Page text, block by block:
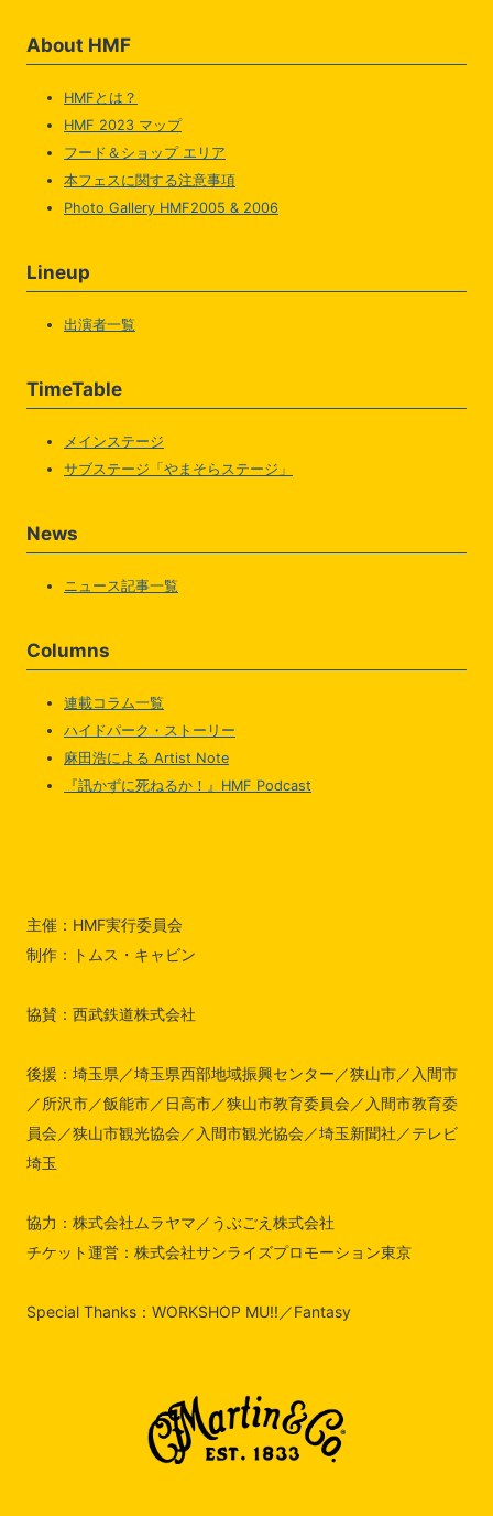
About HMF
HMFとは？
HMF 2023 マップ
フード＆ショップ エリア
本フェスに関する注意事項
Photo Gallery HMF2005 & 2006
Lineup
出演者一覧
TimeTable
メインステージ
サブステージ「やまそらステージ」
News
ニュース記事一覧
Columns
連載コラム一覧
ハイドパーク・ストーリー
麻田浩による Artist Note
『訊かずに死ねるか！』HMF Podcast
主催：HMF実行委員会
制作：トムス・キャビン
協賛：西武鉄道株式会社
後援：埼玉県／埼玉県西部地域振興センター／狭山市／入間市
／所沢市／飯能市／日高市／狭山市教育委員会／入間市教育委
員会／狭山市観光協会／入間市観光協会／埼玉新聞社／テレビ
埼玉
協力：株式会社ムラヤマ／うぶごえ株式会社
チケット運営：株式会社サンライズプロモーション東京
Special Thanks：WORKSHOP MU!!／Fantasy